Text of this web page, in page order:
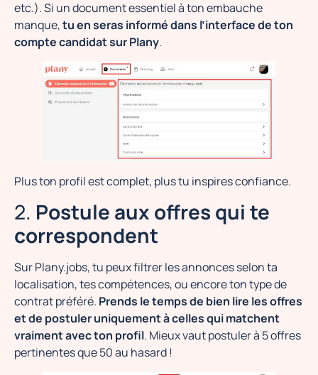
etc.). Si un document essentiel à ton embauche
manque,tu en seras informé dans l’interface de ton
compte candidat sur Plany.
Plus ton profil est complet, plus tu inspires confiance.
2. Postule aux offres qui te
correspondent
Sur Plany.jobs, tu peux filtrer les annonces selon ta
localisation, tes compétences, ou encore ton type de
contrat préféré. Prends le temps de bien lire les offres
et de postuler uniquement à celles qui matchent
vraiment avec ton profil. Mieux vaut postuler à 5 offres
pertinentes que 50 au hasard !